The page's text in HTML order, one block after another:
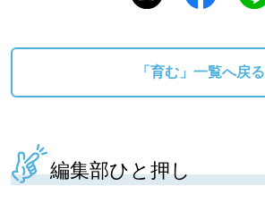
「育む」一覧へ戻る
編集部ひと押し